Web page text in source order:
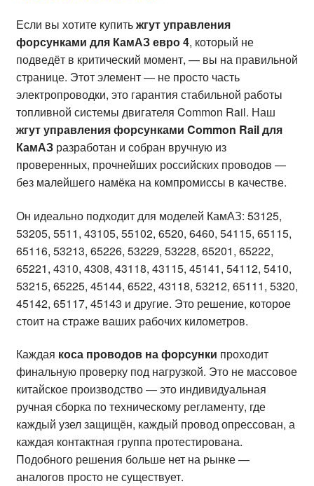
Если вы хотите купитьжгут управления
форсунками для КамАЗ евро 4, который не
подведёт в критический момент, — вы на правильной
странице. Этот элемент — не просто часть
электропроводки, это гарантия стабильной работы
топливной системы двигателя Common Rail. Наш
жгут управления форсунками Common Rail для
КамАЗразработан и собран вручную из
проверенных, прочнейших российских проводов —
без малейшего намёка на компромиссы в качестве.
Он идеально подходит для моделей КамАЗ: 53125,
53205, 5511, 43105, 55102, 6520, 6460, 54115, 65115,
65116, 53213, 65226, 53229, 53228, 65201, 65222,
65221, 4310, 4308, 43118, 43115, 45141, 54112, 5410,
53215, 65225, 45144, 6522, 43118, 53212, 65111, 5320,
45142, 65117, 45143 и другие. Это решение, которое
стоит на страже ваших рабочих километров.
Каждая коса проводов на форсунки проходит
финальную проверку под нагрузкой. Это не массовое
китайское производство — это индивидуальная
ручная сборка по техническому регламенту, где
каждый узел защищён, каждый провод опрессован, а
каждая контактная группа протестирована.
Подобного решения больше нет на рынке —
аналогов просто не существует.